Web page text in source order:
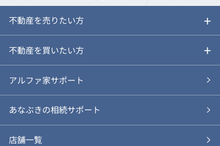
不動産を売りたい方
ご売却ガイド
ご売却の流れ
あなぶきの仲介
あなぶきの買取
不動産を買いたい方
ご購入ガイド
物件を探す
購入の流れ
アルファ家サポート
あなぶきの相続サポート
店舗一覧